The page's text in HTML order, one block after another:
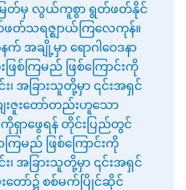
မြတ်မှ လွယ်ကူစွာ ရွတ်ဖတ်နိုင်
တ်သရဇ္ဈာယ်ကြလေကုန်။
အချို့မှာ ရောဂါဝေဒနာ
ြစ်ကြမည် ဖြစ်ကြောင်းကို
၊ အခြားသူတို့မှာ ၎င်းအရှင်
းဇူးတော်တည်းဟူသော
ကိုရှာဖွေရန် တိုင်းပြည်တွင်
ကြမည် ဖြစ်ကြောင်းကို
၊ အခြားသူတို့မှာ ၎င်းအရှင်
တော်၌ စစ်မက်ပြိုင်ဆိုင်